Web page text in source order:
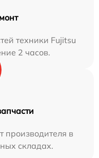
техники Fujitsu
2 часов.
производителя в
складах.